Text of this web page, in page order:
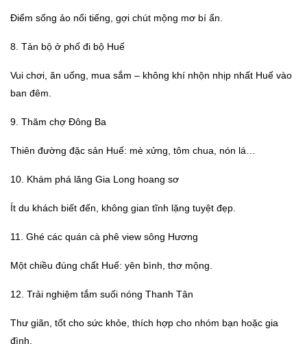
Điểm sống ảo nổi tiếng, gợi chút mộng mơ bí ẩn.
8. Tản bộ ở phố đi bộ Huế
Vui chơi, ăn uống, mua sắm – không khí nhộn nhịp nhất Huế vào
ban đêm.
9. Thăm chợ Đông Ba
Thiên đường đặc sản Huế: mè xửng, tôm chua, nón lá…
10. Khám phá lăng Gia Long hoang sơ
Ít du khách biết đến, không gian tĩnh lặng tuyệt đẹp.
11. Ghé các quán cà phê view sông Hương
Một chiều đúng chất Huế: yên bình, thơ mộng.
12. Trải nghiệm tắm suối nóng Thanh Tân
Thư giãn, tốt cho sức khỏe, thích hợp cho nhóm bạn hoặc gia
đình.